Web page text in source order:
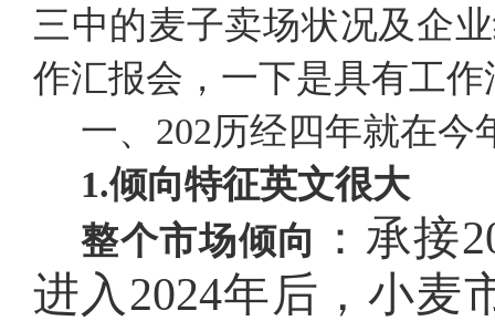
三中的麦子卖场状况及企
作汇报会，一下是具有工
一、202历经四年就在
1.倾向特征英文很大
整个市场倾向
：承接
进入2024年后，小麦